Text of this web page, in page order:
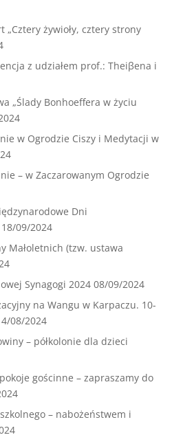
„Cztery żywioły, cztery strony
z udziałem prof.: Theiβena i
„Ślady Bonhoeffera w życiu
w Ogrodzie Ciszy i Medytacji w
– w Zaczarowanym Ogrodzie
Dni
18/09/2024
Małoletnich (tzw. ustawa
Synagogi 2024 08/09/2024
na Wangu w Karpaczu. 10-
08/2024
– półkolonie dla dzieci
gościnne – zapraszamy do
– nabożeństwem i